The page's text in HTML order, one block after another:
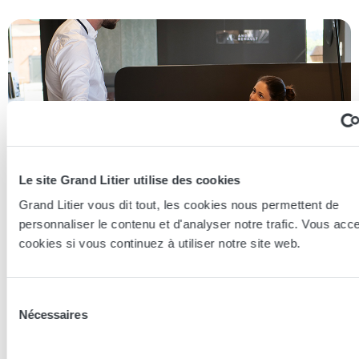
Le site Grand Litier utilise des cookies
Grand Litier vous dit tout, les cookies nous permettent de
personnaliser le contenu et d'analyser notre trafic. Vous
cookies si vous continuez à utiliser notre site web.
Nécessaires
Essayer en magasin
Nos conseillers spécialistes du bien-être sont à votre disposition